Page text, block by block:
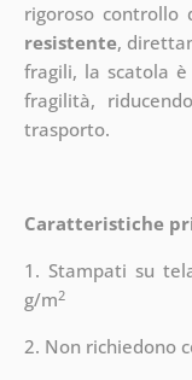
rigoroso
resistente,
fragili, la scatola è
fragilità,
trasporto.
Caratteristiche
1. Stampati su
g/m2
2. Non richiedono